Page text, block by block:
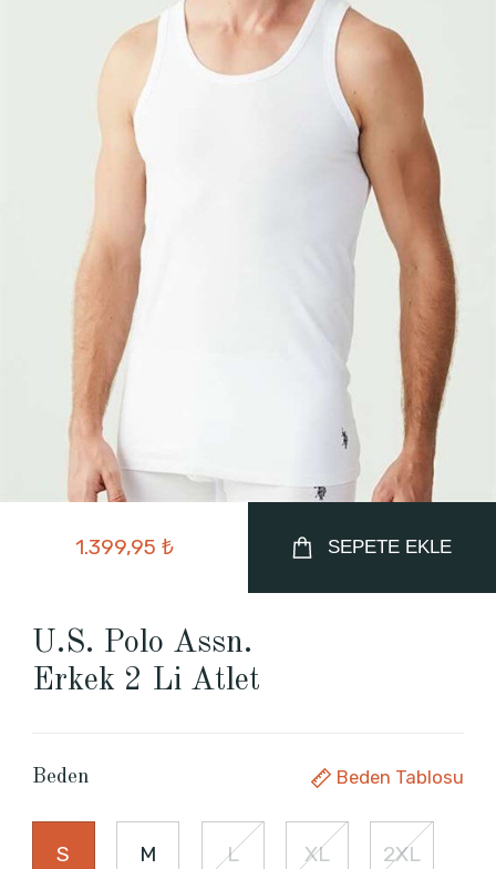
1.399,95 ₺ SEPETE EKLE
U.S. Polo Assn.
Erkek 2 Li Atlet
Beden Beden Tablosu
S M L XL 2XL